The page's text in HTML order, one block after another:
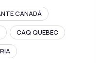
CANADÁ
CAQ QUEBEC